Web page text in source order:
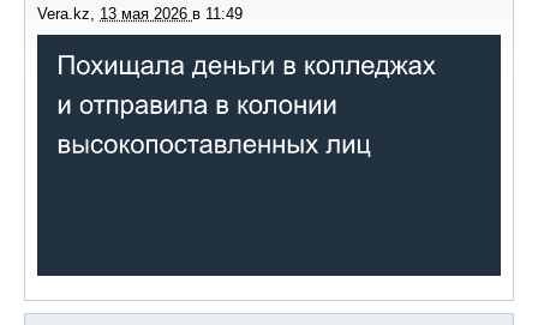
Vera.kz 13 мая 2026 в 11:49